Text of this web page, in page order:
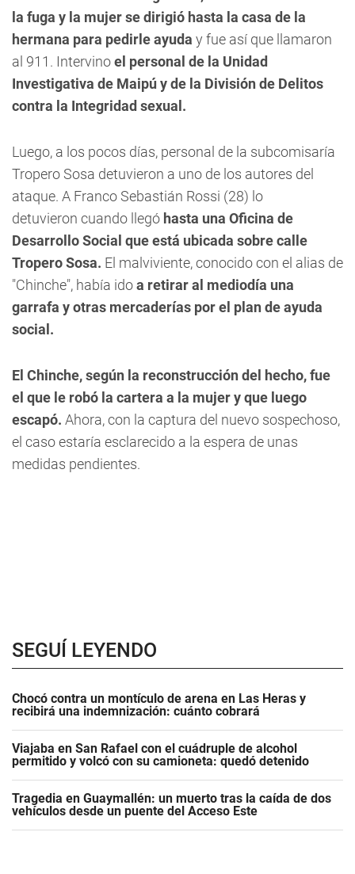
la fuga y la mujer se dirigió hasta la casa de la
hermana para pedirle ayuda y fue así que llamaron
al 911. Intervinoel personal de la Unidad
Investigativa de Maipú y de la División de Delitos
contra la Integridad sexual.
Luego, a los pocos días, personal de la subcomisaría
Tropero Sosa detuvieron a uno de los autores del
ataque. A Franco Sebastián Rossi (28) lo
detuvieron cuando llegó hasta una Oficina de
Desarrollo Social que está ubicada sobre calle
Tropero Sosa. El malviviente, conocido con el alias de
"Chinche", había idoa retirar al mediodía una
garrafa y otras mercaderías por el plan de ayuda
social.
El Chinche, según la reconstrucción del hecho, fue
el que le robó la cartera a la mujer y que luego
escapó. Ahora, con la captura del nuevo sospechoso,
el caso estaría esclarecido a la espera de unas
medidas pendientes.
SEGUÍ LEYENDO
Chocó contra un montículo de arena en Las Heras y
recibirá una indemnización: cuánto cobrará
Viajaba en San Rafael con el cuádruple de alcohol
permitido y volcó con su camioneta: quedó detenido
Tragedia en Guaymallén: un muerto tras la caída de dos
vehículos desde un puente del Acceso Este